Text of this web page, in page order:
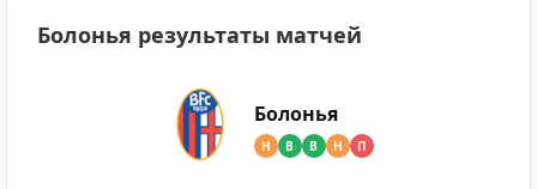
Болонья результаты матчей
Болонья
Н В В Н П